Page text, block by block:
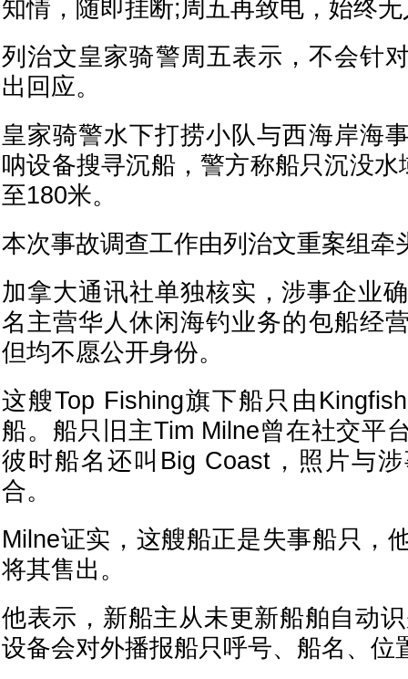
知情，随即挂断;周五再致电，始终
列治文皇家骑警周五表示，不会针
出回应。
皇家骑警水下打捞小队与西海岸海
呐设备搜寻沉船，警方称船只沉没
至180米。
本次事故调查工作由列治文重案组牵
加拿大通讯社单独核实，涉事企业
名主营华人休闲海钓业务的包船经
但均不愿公开身份。
这艘Top Fishing旗下船只由
船。船只旧主Tim Milne曾在社交平
彼时船名还叫Big Coast，照片与
合。
Milne证实，这艘船正是失事船只，
将其售出。
他表示，新船主从未更新船舶自动
设备会对外播报船只呼号、船名、位